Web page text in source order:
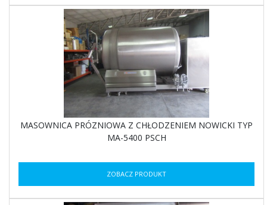
MASOWNICA PRÓZNIOWA Z CHŁODZENIEM NOWICKI TYP
MA-5400 PSCH
ZOBACZ PRODUKT